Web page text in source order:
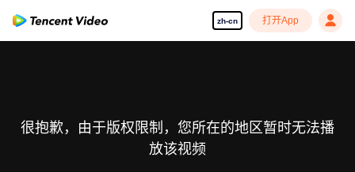
zh-cn 打开App
很抱歉，由于版权限制，您所在的地区暂时无法播
放该视频